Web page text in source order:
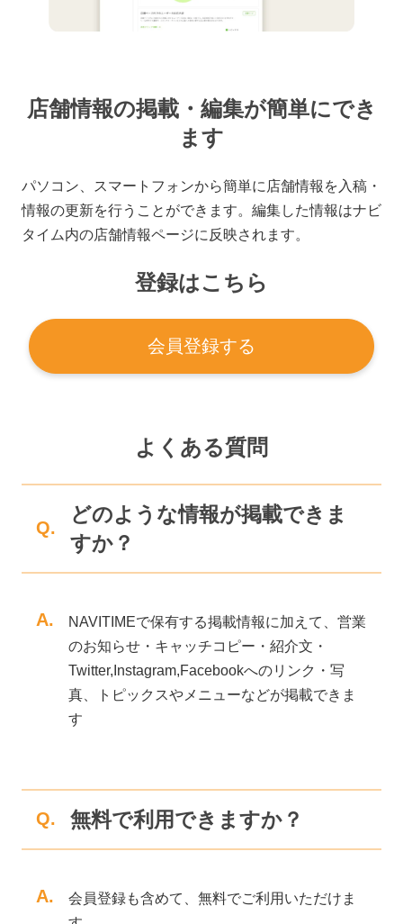
店舗情報の掲載・編集が簡単にでき
ます
パソコン、スマートフォンから簡単に店舗情報を入稿・
情報の更新を行うことができます。編集した情報はナビ
タイム内の店舗情報ページに反映されます。
登録はこちら
会員登録する
よくある質問
Q.
どのような情報が掲載できま
すか？
A.
NAVITIMEで保有する掲載情報に加えて、営業
のお知らせ・キャッチコピー・紹介文・
Twitter,Instagram,Facebookへのリンク・写
真、トピックスやメニューなどが掲載できま
す
Q. 無料で利用できますか？
A.
会員登録も含めて、無料でご利用いただけま